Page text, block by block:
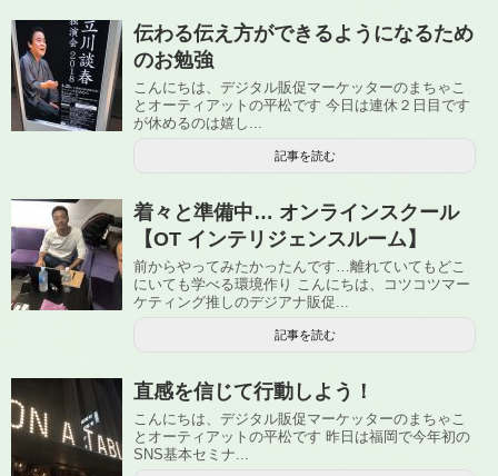
伝わる伝え方ができるようになるため
のお勉強
こんにちは、デジタル販促マーケッターのまちゃこ
とオーティアットの平松です 今日は連休２日目です
が休めるのは嬉し...
記事を読む
着々と準備中… オンラインスクール
【OT インテリジェンスルーム】
前からやってみたかったんです…離れていてもどこ
にいても学べる環境作り こんにちは、コツコツマー
ケティング推しのデジアナ販促...
記事を読む
直感を信じて行動しよう！
こんにちは、デジタル販促マーケッターのまちゃこ
とオーティアットの平松です 昨日は福岡で今年初の
SNS基本セミナ...